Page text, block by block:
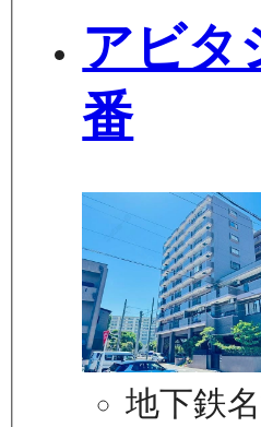
アビタ
番
地下鉄